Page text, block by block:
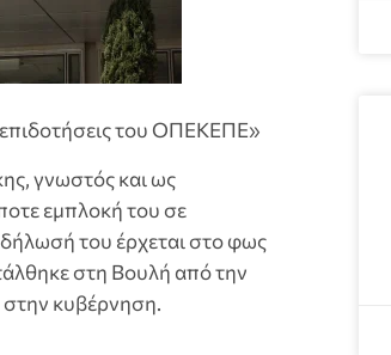
του ΟΠΕΚΕΠΕ»
γνωστός και ως
εμπλοκή του σε
του έρχεται στο φως
στη Βουλή από την
κυβέρνηση.